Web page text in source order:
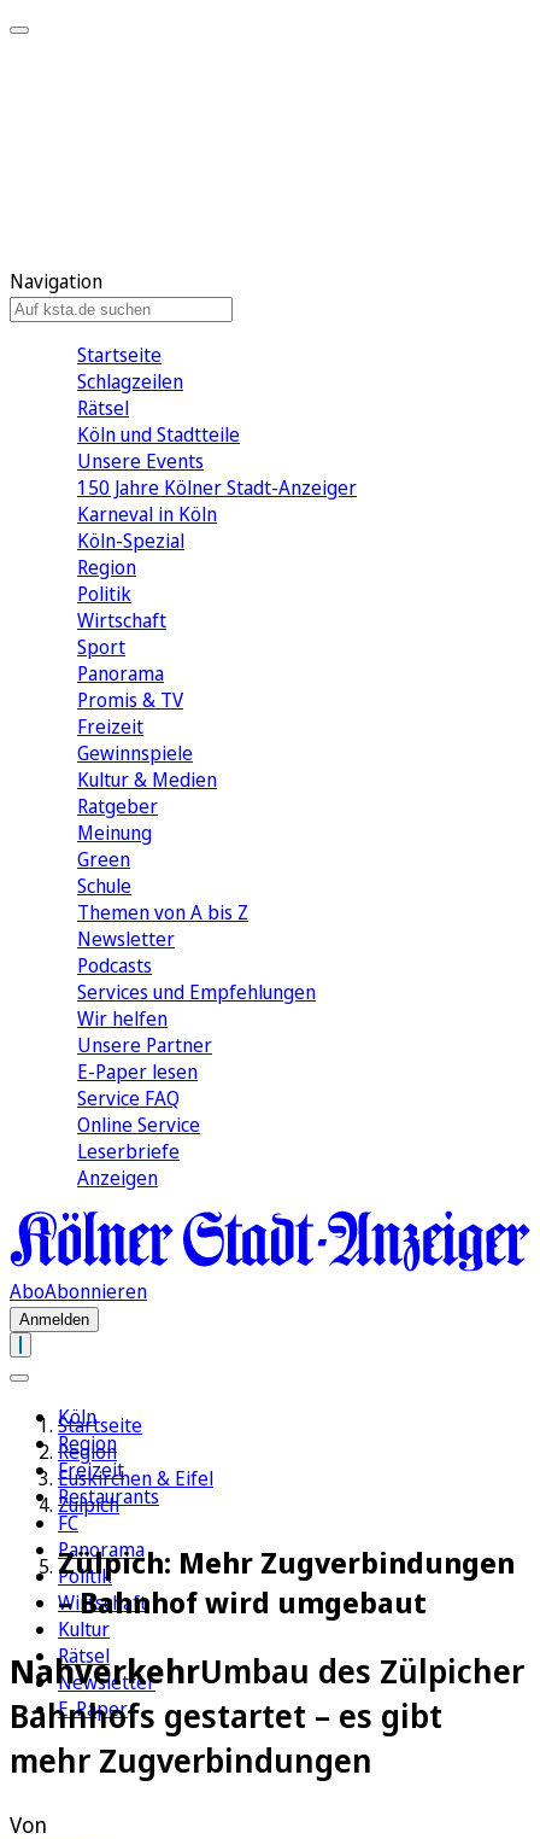
Navigation
Startseite
Schlagzeilen
Rätsel
Köln und Stadtteile
Unsere Events
150 Jahre Kölner Stadt-Anzeiger
Karneval in Köln
Köln-Spezial
Region
Politik
Wirtschaft
Sport
Panorama
Promis & TV
Freizeit
Gewinnspiele
Kultur & Medien
Ratgeber
Meinung
Green
Schule
Themen von A bis Z
Newsletter
Podcasts
Services und Empfehlungen
Wir helfen
Unsere Partner
E-Paper lesen
Service FAQ
Online Service
Leserbriefe
Anzeigen
AboAbonnieren
Anmelden
Köln
Region
Freizeit
Restaurants
FC
Panorama
Politik
Wirtschaft
Kultur
Rätsel
Newsletter
E-Paper
Startseite
Region
Euskirchen & Eifel
Zülpich
Zülpich: Mehr Zugverbindungen
– Bahnhof wird umgebaut
NahverkehrUmbau des Zülpicher
Bahnhofs gestartet – es gibt
mehr Zugverbindungen
Von